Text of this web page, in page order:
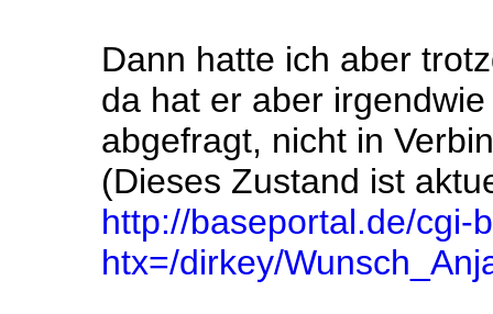
Dann hatte ich aber
da hat er aber
abgefragt, nicht in
(Dieses Zustand ist
http://baseportal.de/cgi-
htx=/dirkey/